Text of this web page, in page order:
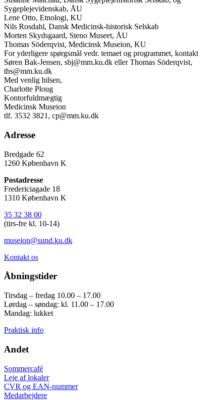
Sygeplejevidenskab, ÅU
Lene Otto, Etnologi, KU
Nils Rosdahl, Dansk Medicinsk-historisk Selskab
Morten Skydsgaard, Steno Museet, ÅU
Thomas Söderqvist, Medicinsk Museion, KU
For yderligere spørgsmål vedr. temaet og programmet, kontakt
Søren Bak-Jensen, sbj@mm.ku.dk eller Thomas Söderqvist,
ths@mm.ku.dk
Med venlig hilsen,
Charlotte Ploug
Kontorfuldmægtig
Medicinsk Museion
tlf. 3532 3821, cp@mm.ku.dk
Adresse
Bredgade 62
1260 København K
Postadresse
Fredericiagade 18
1310 København K
35 32 38 00
(tirs-fre kl. 10-14)
museion@sund.ku.dk
Kontakt os
Åbningstider
Tirsdag – fredag 10.00 – 17.00
Lørdag – søndag: kl. 11.00 – 17.00
Mandag: lukket
Praktisk info
Andet
Sommercafé
Leje af lokaler
CVR og EAN-nummer
Medarbejdere